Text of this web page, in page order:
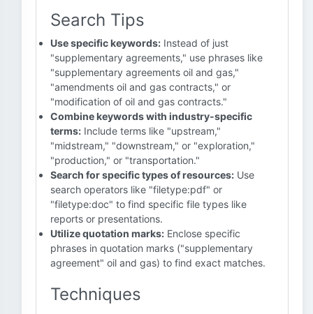
Search Tips
Use specific keywords: Instead of just
"supplementary agreements," use phrases like
"supplementary agreements oil and gas,"
"amendments oil and gas contracts," or
"modification of oil and gas contracts."
Combine keywords with industry-specific
terms: Include terms like "upstream,"
"midstream," "downstream," or "exploration,"
"production," or "transportation."
Search for specific types of resources: Use
search operators like "filetype:pdf" or
"filetype:doc" to find specific file types like
reports or presentations.
Utilize quotation marks: Enclose specific
phrases in quotation marks ("supplementary
agreement" oil and gas) to find exact matches.
Techniques